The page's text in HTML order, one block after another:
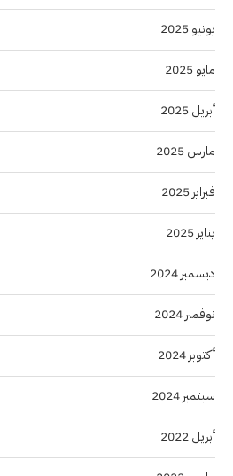
يونيو 2025
مايو 2025
أبريل 2025
مارس 2025
فبراير 2025
يناير 2025
ديسمبر 2024
نوفمبر 2024
أكتوبر 2024
سبتمبر 2024
أبريل 2022